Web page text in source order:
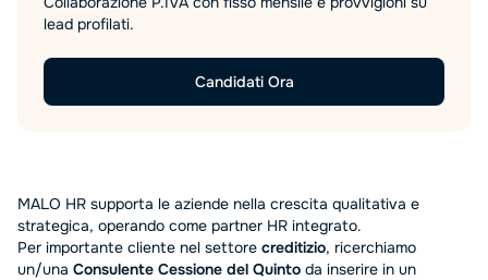
lead profilati.
Candidati Ora
MALO HR supporta le aziende nella crescita qualitativa e
strategica, operando come partner HR integrato.
Per importante cliente nel settore creditizio, ricerchiamo
un/una Consulente Cessione del Quinto da inserire in un